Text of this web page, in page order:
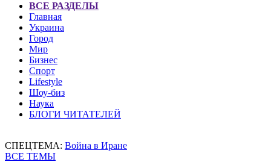
ВСЕ РАЗДЕЛЫ
Главная
Украина
Город
Мир
Бизнес
Спорт
Lifestyle
Шоу-биз
Наука
БЛОГИ ЧИТАТЕЛЕЙ
СПЕЦТЕМА: Война в Иране
ВСЕ ТЕМЫ